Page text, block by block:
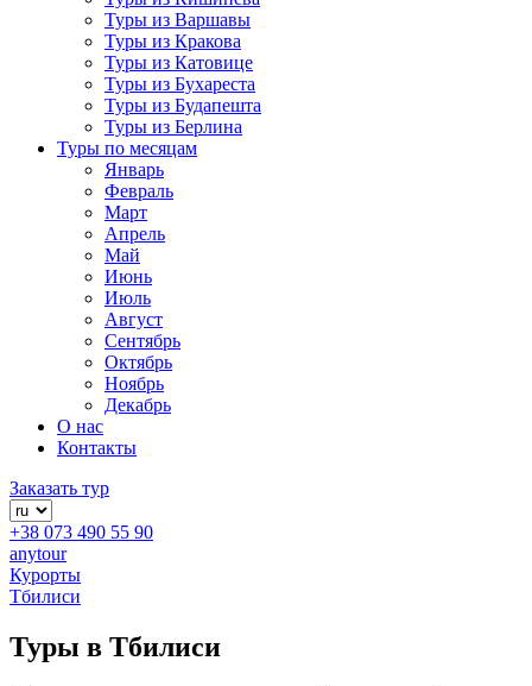
Туры из Варшавы
Туры из Кракова
Туры из Катовице
Туры из Бухареста
Туры из Будапешта
Туры из Берлина
Туры по месяцам
Январь
Февраль
Март
Апрель
Май
Июнь
Июль
Август
Сентябрь
Октябрь
Ноябрь
Декабрь
О нас
Контакты
Заказать тур
+38 073 490 55 90
anytour
Курорты
Тбилиси
Туры в Тбилиси